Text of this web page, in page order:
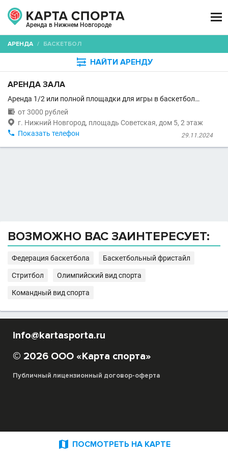
Аренда в Нижнем Новгороде

АРЕНДА / БАСКЕТБОЛ
 НАЙТИ АРЕНДУ
АРЕНДА ЗАЛА
Аренда 1/2 или полной площадки для игры в баскетбол…
 от 3000 рублей
 г. Нижний Новгород, площадь Советская, дом 5, 2 этаж
29.11.2024
 Показать телефон
ВОЗМОЖНО ВАС ЗАИНТЕРЕСУЕТ:
Федерация баскетбола Баскетбольный фристайл
Стритбол Олимпийский вид спорта
Командный вид спорта
 ПОСМОТРЕТЬ НА КАРТЕ
info@kartasporta.ru
© 2026 ООО «Карта спорта»
Публичный лицензионный договор-оферта